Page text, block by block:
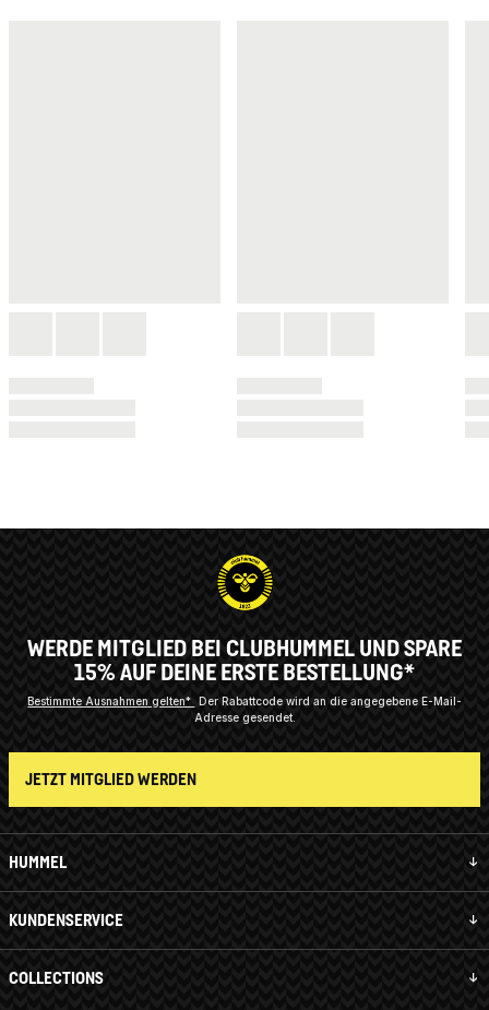
HUMMEL
KUNDENSERVICE
COLLECTIONS
WERDE MITGLIED BEI CLUBHUMMEL UND SPARE
15% AUF DEINE ERSTE BESTELLUNG*
Bestimmte Ausnahmen gelten* Der Rabattcode wird an die angegebene E-Mail-
Adresse gesendet.
JETZT MITGLIED WERDEN